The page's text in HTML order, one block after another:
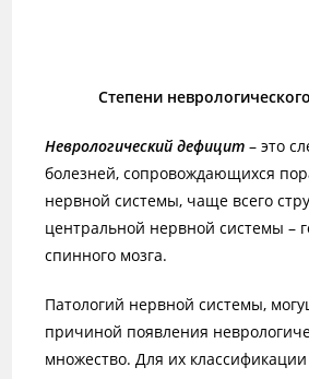
Степени
Неврологический дефицит– это
болезней, сопровождающихся
нервной системы, чаще всего
центральной нервной системы –
спинного мозга.
Патологий нервной системы,
причиной появления
множество. Для их